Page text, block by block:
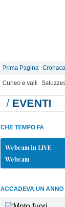
Prima Pagina Cronaca
Cuneo e valli
/ EVENTI
CHE TEMPO FA
Webcam in LIVE
Webcam
ACCADEVA UN ANNO